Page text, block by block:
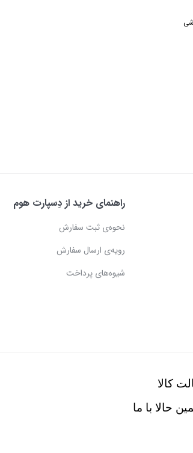
راهنمای خرید از دِسپارت هوم
نحوه‌ی ثبت سفارش
رویه‌ی ارسال سفارش
شیوه‌های پرداخت
کالا
حالا با ما